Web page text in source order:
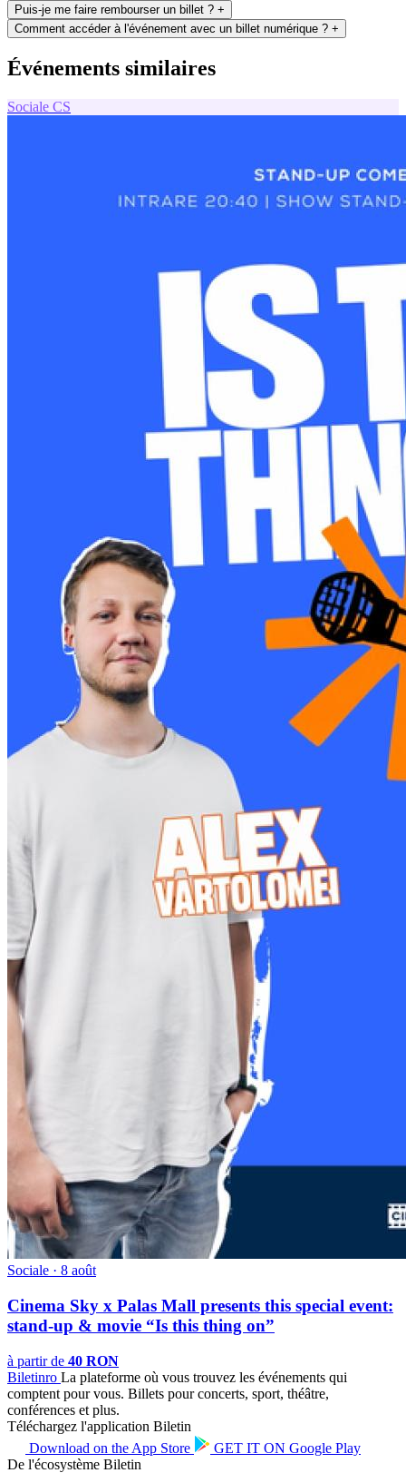
Puis-je me faire rembourser un billet ? +
Comment accéder à l'événement avec un billet numérique ? +
Événements similaires
Sociale CS
Sociale · 8 août
Cinema Sky x Palas Mall presents this special event:
stand-up & movie “Is this thing on”
à partir de 40 RON
Biletinro La plateforme où vous trouvez les événements qui
comptent pour vous. Billets pour concerts, sport, théâtre,
conférences et plus.
Téléchargez l'application Biletin
Download on the App Store GET IT ON Google Play
De l'écosystème Biletin